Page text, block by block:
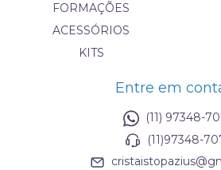
FORMAÇÕES
ACESSÓRIOS
KITS
Entre em
(11) 97348-
(11)97348-